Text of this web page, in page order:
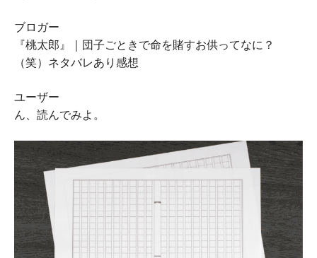
ブロガー
『桃太郎』｜団子ごときで命を賭すお供ってなに？
（笑）ネタバレあり感想
ユーザー
ん、読んでみよ。